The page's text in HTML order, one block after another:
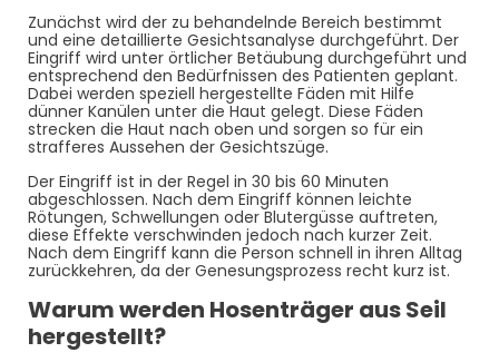
Zunächst wird der zu behandelnde Bereich bestimmt
und eine detaillierte Gesichtsanalyse durchgeführt. Der
Eingriff wird unter örtlicher Betäubung durchgeführt und
entsprechend den Bedürfnissen des Patienten geplant.
Dabei werden speziell hergestellte Fäden mit Hilfe
dünner Kanülen unter die Haut gelegt. Diese Fäden
strecken die Haut nach oben und sorgen so für ein
strafferes Aussehen der Gesichtszüge.
Der Eingriff ist in der Regel in 30 bis 60 Minuten
abgeschlossen. Nach dem Eingriff können leichte
Rötungen, Schwellungen oder Blutergüsse auftreten,
diese Effekte verschwinden jedoch nach kurzer Zeit.
Nach dem Eingriff kann die Person schnell in ihren Alltag
zurückkehren, da der Genesungsprozess recht kurz ist.
Warum werden Hosenträger aus Seil
hergestellt?